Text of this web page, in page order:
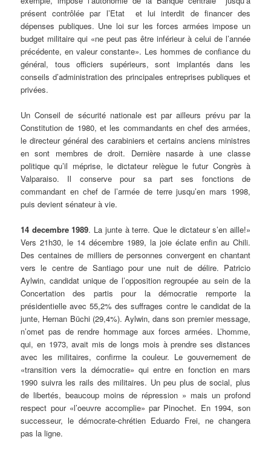
présent contrôlée par l’Etat ­ et lui interdit de financer des
dépenses publiques. Une loi sur les forces armées impose un
budget militaire qui «ne peut pas être inférieur à celui de l’année
précédente, en valeur constante». Les hommes de confiance du
général, tous officiers supérieurs, sont implantés dans les
conseils d’administration des principales entreprises publiques et
privées.
Un Conseil de sécurité nationale est par ailleurs prévu par la
Constitution de 1980, et les commandants en chef des armées,
le directeur général des carabiniers et certains anciens ministres
en sont membres de droit. Dernière nasarde à une classe
politique qu’il méprise, le dictateur relègue le futur Congrès à
Valparaiso. Il conserve pour sa part ses fonctions de
commandant en chef de l’armée de terre jusqu’en mars 1998,
puis devient sénateur à vie.
14 decembre 1989. La junte à terre. Que le dictateur s’en aille!»
Vers 21h30, le 14 décembre 1989, la joie éclate enfin au Chili.
Des centaines de milliers de personnes convergent en chantant
vers le centre de Santiago pour une nuit de délire. Patricio
Aylwin, candidat unique de l’opposition regroupée au sein de la
Concertation des partis pour la démocratie remporte la
présidentielle avec 55,2% des suffrages contre le candidat de la
junte, Hernan Büchi (29,4%). Aylwin, dans son premier message,
n’omet pas de rendre hommage aux forces armées. L’homme,
qui, en 1973, avait mis de longs mois à prendre ses distances
avec les militaires, confirme la couleur. Le gouvernement de
«transition vers la démocratie» qui entre en fonction en mars
1990 suivra les rails des militaires. Un peu plus de social, plus
de libertés, beaucoup moins de répression » mais un profond
respect pour «l’oeuvre accomplie» par Pinochet. En 1994, son
successeur, le démocrate-chrétien Eduardo Frei, ne changera
pas la ligne.